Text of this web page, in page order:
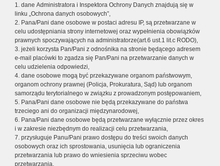
1. dane Administratora i Inspektora Ochrony Danych znajdują się w
linku „Ochrona danych osobowych”,
2. Pana/Pani dane osobowe w postaci adresu IP, są przetwarzane w
celu udostępniania strony internetowej oraz wypełnienia obowiązków
prawnych spoczywających na administratorze(art.6 ust.1 lit.c RODO),
3. jeżeli korzysta Pan/Pani z odnośnika na stronie będącego adresem
e-mail placówki to zgadza się Pan/Pani na przetwarzanie danych w
celu udzielenia odpowiedzi,
4. dane osobowe mogą być przekazywane organom państwowym,
organom ochrony prawnej (Policja, Prokuratura, Sąd) lub organom
samorządu terytorialnego w związku z prowadzonym postępowaniem,
5. Pana/Pani dane osobowe nie będą przekazywane do państwa
trzeciego ani do organizacji międzynarodowej,
6. Pana/Pani dane osobowe będą przetwarzane wyłącznie przez okres
i w zakresie niezbędnym do realizacji celu przetwarzania,
7. przysługuje Panu/Pani prawo dostępu do treści swoich danych
osobowych oraz ich sprostowania, usunięcia lub ograniczenia
przetwarzania lub prawo do wniesienia sprzeciwu wobec
przetwarzania,